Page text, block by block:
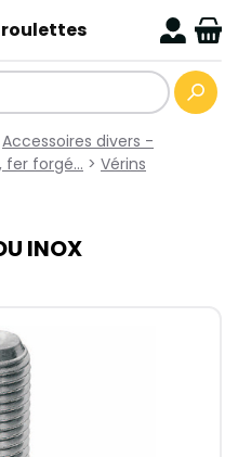
roulettes
Accessoires divers -
fer forgé… > Vérins
INOX